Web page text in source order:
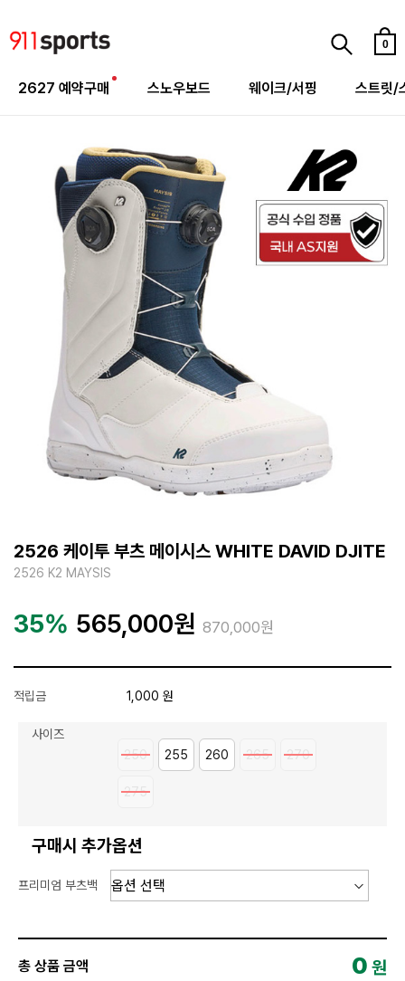
0
2627 예약구매 스노우보드 웨이크/서핑 스트릿/
2526 케이투 부츠 메이시스 WHITE DAVID DJITE
2526 K2 MAYSIS
35% 565,000원 870,000원
적립금 1,000 원
사이즈
250
255 260 265 270
275
구매시 추가옵션
프리미엄 부츠백
총 상품 금액 0 원